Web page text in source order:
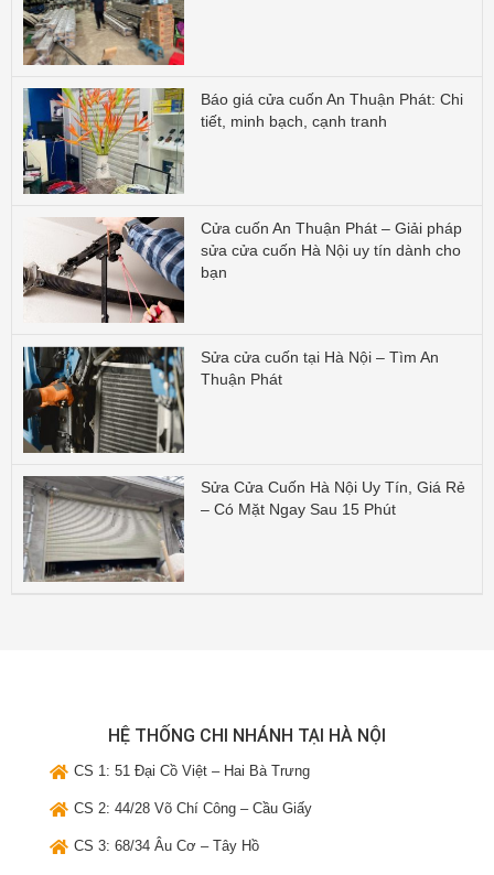
Báo giá cửa cuốn An Thuận Phát: Chi
tiết, minh bạch, cạnh tranh
Cửa cuốn An Thuận Phát – Giải pháp
sửa cửa cuốn Hà Nội uy tín dành cho
bạn
Sửa cửa cuốn tại Hà Nội – Tìm An
Thuận Phát
Sửa Cửa Cuốn Hà Nội Uy Tín, Giá Rẻ
– Có Mặt Ngay Sau 15 Phút
HỆ THỐNG CHI NHÁNH TẠI HÀ NỘI
CS 1: 51 Đại Cồ Việt – Hai Bà Trưng
CS 2: 44/28 Võ Chí Công – Cầu Giấy
CS 3: 68/34 Âu Cơ – Tây Hồ